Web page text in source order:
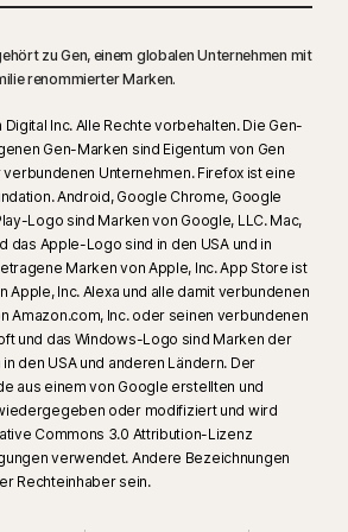
Schutz steht nur für Videos in englischer
Social-Media-/Video-Plattformen zur
ein unterstützter Browser sind
Erkennung ist außerdem ein PC mit KI
mit mindestens 8 Prozessorkernen, 16 GB
(CPU einer beliebigen Marke mit mindestens 6
erforderlich. Auf PCs ohne KI mit einer CPU
und 8 GB RAM sind nur manuelle
Informationen finden Sie unter
.
Norton Genie KI-Assistenten ist derzeit im
Programms verfügbar. Dabei werden nur
unterstützt.
zu Gen, einem globalen Unternehmen mit
renommierter Marken.
Inc. Alle Rechte vorbehalten. Die Gen-
Gen-Marken sind Eigentum von Gen
Unternehmen. Firefox ist eine
Android, Google Chrome, Google
Logo sind Marken von Google, LLC. Mac,
das Apple-Logo sind in den USA und in
Marken von Apple, Inc. App Store ist
Apple, Inc. Alexa und alle damit verbundenen
Amazon.com, Inc. oder seinen verbundenen
und das Windows-Logo sind Marken der
den USA und anderen Ländern. Der
aus einem von Google erstellten und
oder modifiziert und wird
Commons 3.0 Attribution-Lizenz
verwendet. Andere Bezeichnungen
Rechteinhaber sein.